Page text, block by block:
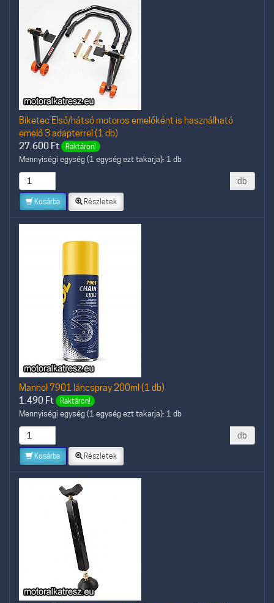
Biketec Első/hátsó motoros emelőként is használható
emelő 3 adapterrel (1 db)
27.600 Ft Raktáron!
Mennyiségi egység (1 egység ezt takarja): 1 db
db
Kosárba Részletek
Mannol 7901 láncspray 200ml (1 db)
1.490 Ft Raktáron!
Mennyiségi egység (1 egység ezt takarja): 1 db
db
Kosárba Részletek